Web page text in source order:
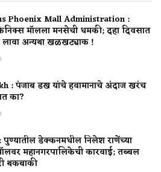
Phoenix Mall Administration :
मॉलला मनसेची धमकी; दहा दिवसात
लावा अन्यथा खळखट्याक !
: पंजाब डख यांचे हवामानाचे अंदाज खरंच
का?
: पुण्यातील डेक्कनमधील निलेश राणेंच्या
महानगरपालिकेची कारवाई; तब्बल
थकबाकी